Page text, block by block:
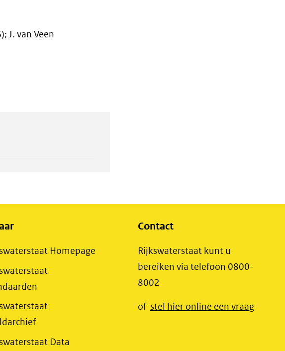
J. van Veen
Homepage
in
(opent
in Data
Contact
Rijkswaterstaat kunt u
bereiken via telefoon 0800-
8002
of stel hier online een vraag(opent